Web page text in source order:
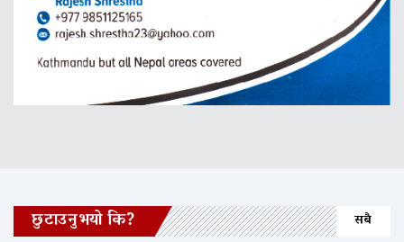
छुटाउनुभयो कि? सबै